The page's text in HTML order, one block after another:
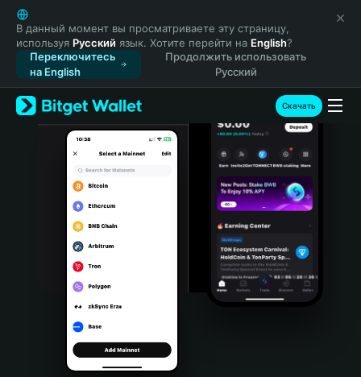
English
日本語
Tiếng Việt
Русский
Español (Latinoamérica)
Türkçe
Italiano
Português (Portugal)
Bahasa Indonesia
Português (Brasil)
Español (Argentina)
В данный момент вы просматриваете эту страницу,
используя Русский язык. Хотите перейти на English?
Переключитесь
на English
Продолжить использовать
Русский
Скачать